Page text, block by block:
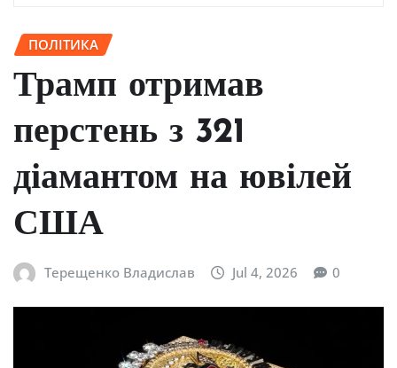
ПОЛІТИКА
Трамп отримав
перстень з 321
діамантом на ювілей
США
Терещенко Владислав Jul 4, 2026 0